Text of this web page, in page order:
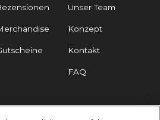
Unser Team
Konzept
Kontakt
FAQ